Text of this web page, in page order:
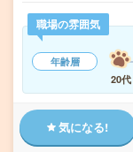
職場の雰囲気
年齢層
20代
気になる!